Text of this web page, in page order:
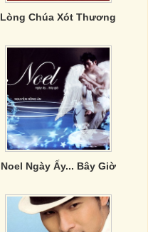
Lòng Chúa Xót Thương
Noel Ngày Ấy... Bây Giờ